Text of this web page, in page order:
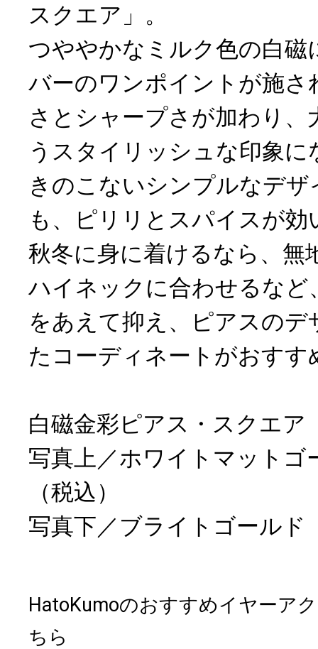
スクエア」。
つややかなミルク色の白磁
バーのワンポイントが施さ
さとシャープさが加わり、
うスタイリッシュな印象
きのこないシンプルなデ
も、ピリリとスパイスが効
秋冬に身に着けるなら、無
ハイネックに合わせるなど
をあえて抑え、ピアスのデ
たコーディネートがおすす
白磁金彩ピアス・スクエア
写真上／ホワイトマット
（税込）
写真下／ブライトゴール
HatoKumoのおすすめイヤーア
ちら